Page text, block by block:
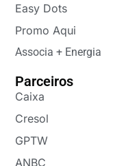
Easy Dots
Promo Aqui
Associa + Energia
Parceiros
Caixa
Cresol
GPTW
ANBC